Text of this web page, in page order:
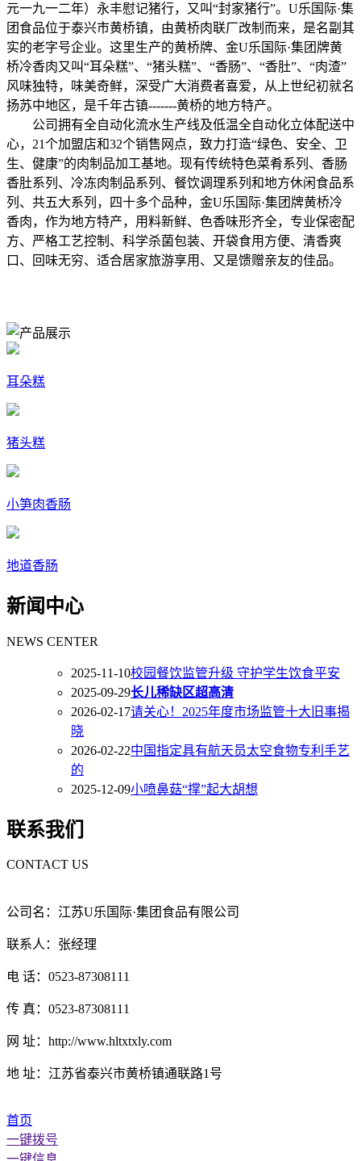
元一九一二年）永丰慰记猪行，又叫“封家猪行”。U乐国际·集
团食品位于泰兴市黄桥镇，由黄桥肉联厂改制而来，是名副其
实的老字号企业。这里生产的黄桥牌、金U乐国际·集团牌黄
桥冷香肉又叫“耳朵糕”、“猪头糕”、“香肠”、“香肚”、“肉渣”
风味独特，味美奇鲜，深受广大消费者喜爱，从上世纪初就名
扬苏中地区，是千年古镇-------黄桥的地方特产。
公司拥有全自动化流水生产线及低温全自动化立体配送中
心，21个加盟店和32个销售网点，致力打造“绿色、安全、卫
生、健康”的肉制品加工基地。现有传统特色菜肴系列、香肠
香肚系列、冷冻肉制品系列、餐饮调理系列和地方休闲食品系
列、共五大系列，四十多个品种，金U乐国际·集团牌黄桥冷
香肉，作为地方特产，用料新鲜、色香味形齐全，专业保密配
方、严格工艺控制、科学杀菌包装、开袋食用方便、清香爽
口、回味无穷、适合居家旅游享用、又是馈赠亲友的佳品。
耳朵糕
猪头糕
小笋肉香肠
地道香肠
新闻中心
NEWS CENTER
2025-11-10校园餐饮监管升级 守护学生饮食平安
2025-09-29长儿稀缺区超高清
2026-02-17请关心！2025年度市场监管十大旧事揭
晓
2026-02-22中国指定具有航天员太空食物专利手艺
的
2025-12-09小喷鼻菇“撑”起大胡想
联系我们
CONTACT US
公司名：江苏U乐国际·集团食品有限公司
联系人：张经理
电 话：0523-87308111
传 真：0523-87308111
网 址：http://www.hltxtxly.com
地 址：江苏省泰兴市黄桥镇通联路1号
首页
一键拨号